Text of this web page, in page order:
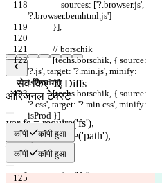
'?.browser.bemhtml.js']
            }],
            // borschik
            [techs.borschik, { source:
'?.js', target: '?.min.js', minify:
isProd }],
            [techs.borschik, { source:
'?.css', target: '?.min.css', minify:
isProd }]
        ]);
कॉपी कॉपी हुआ
कॉपी कॉपी हुआ
सेव किए गए Diffs
ऑरिजनल टेक्स्ट
परिवर्तित टेक्स्ट